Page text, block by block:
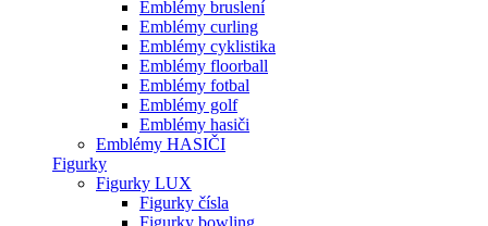
Emblémy bruslení
Emblémy curling
Emblémy cyklistika
Emblémy floorball
Emblémy fotbal
Emblémy golf
Emblémy hasiči
Emblémy HASIČI
Figurky
Figurky LUX
Figurky čísla
Figurky bowling